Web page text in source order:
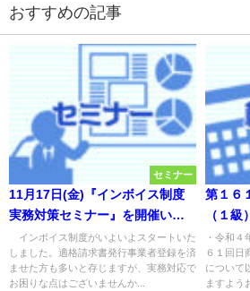
おすすめの記事
セミナー
11月17日(金)『インボイス制度
実務対策セミナー』を開催いた
します。
インボイス制度がいよいよスタートいた
しました。適格請求書発行事業者登録を済
ませた方も多いと存じますが、実務対応で
お困りな点はございませんか...
第１６
（１級
・令和４
６１回日
について
ますよう